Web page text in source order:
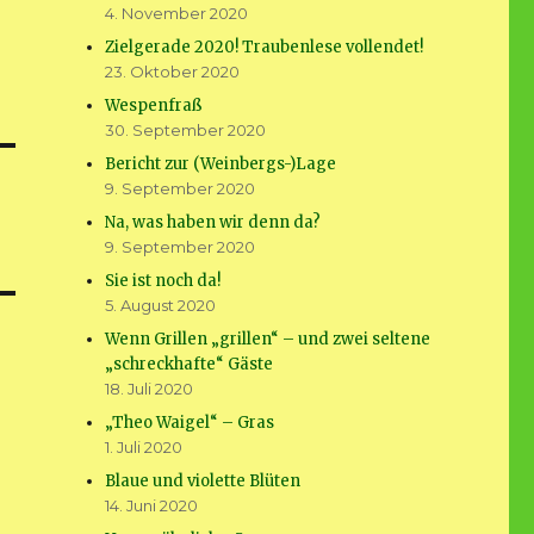
4. November 2020
Zielgerade 2020! Traubenlese vollendet!
23. Oktober 2020
Wespenfraß
30. September 2020
Bericht zur (Weinbergs-)Lage
9. September 2020
Na, was haben wir denn da?
9. September 2020
Sie ist noch da!
5. August 2020
Wenn Grillen „grillen“ – und zwei seltene
„schreckhafte“ Gäste
18. Juli 2020
„Theo Waigel“ – Gras
1. Juli 2020
Blaue und violette Blüten
14. Juni 2020